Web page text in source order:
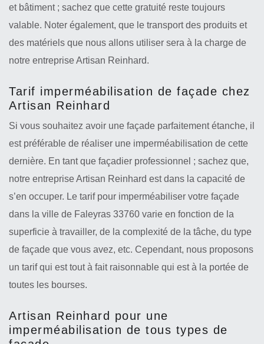
et bâtiment ; sachez que cette gratuité reste toujours
valable. Noter également, que le transport des produits et
des matériels que nous allons utiliser sera à la charge de
notre entreprise Artisan Reinhard.
Tarif imperméabilisation de façade chez
Artisan Reinhard
Si vous souhaitez avoir une façade parfaitement étanche, il
est préférable de réaliser une imperméabilisation de cette
dernière. En tant que façadier professionnel ; sachez que,
notre entreprise Artisan Reinhard est dans la capacité de
s’en occuper. Le tarif pour imperméabiliser votre façade
dans la ville de Faleyras 33760 varie en fonction de la
superficie à travailler, de la complexité de la tâche, du type
de façade que vous avez, etc. Cependant, nous proposons
un tarif qui est tout à fait raisonnable qui est à la portée de
toutes les bourses.
Artisan Reinhard pour une
imperméabilisation de tous types de